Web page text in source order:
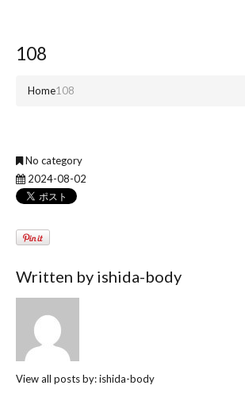
108
Home108
No category
2024-08-02
Written by ishida-body
View all posts by:ishida-body